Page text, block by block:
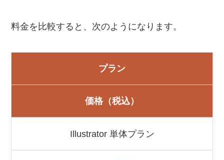
料金を比較すると、次のようになります。
プラン
価格（税込）
Illustrator 単体プラン